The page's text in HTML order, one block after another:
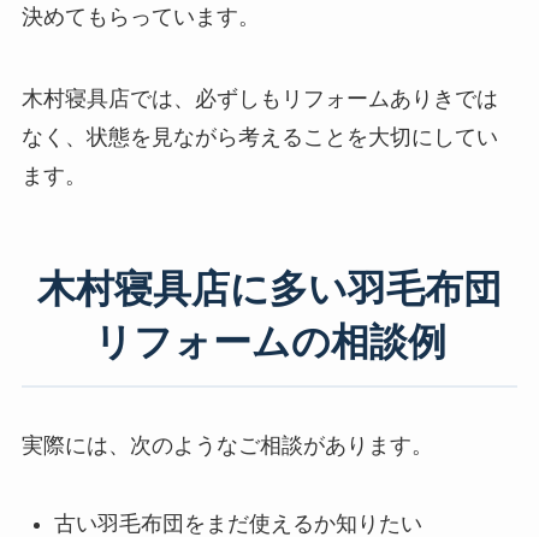
決めてもらっています。
木村寝具店では、必ずしもリフォームありきでは
なく、状態を見ながら考えることを大切にしてい
ます。
木村寝具店に多い羽毛布団
リフォームの相談例
実際には、次のようなご相談があります。
古い羽毛布団をまだ使えるか知りたい